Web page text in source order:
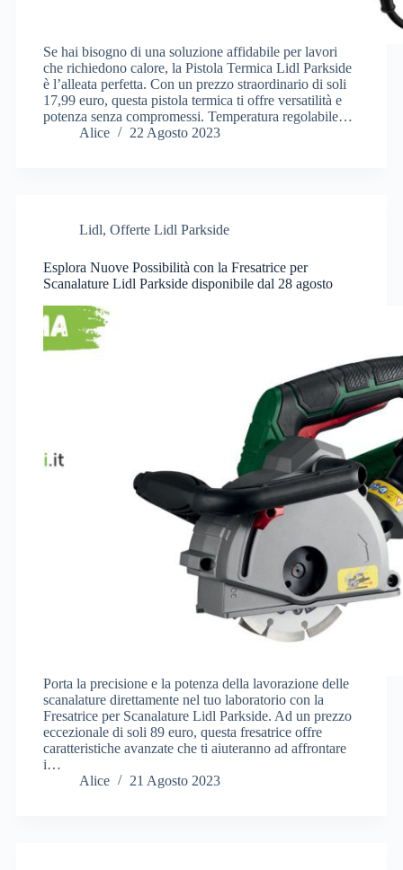
Se hai bisogno di una soluzione affidabile per lavori
che richiedono calore, la Pistola Termica Lidl Parkside
è l’alleata perfetta. Con un prezzo straordinario di soli
17,99 euro, questa pistola termica ti offre versatilità e
potenza senza compromessi. Temperatura regolabile…
Alice
22 Agosto 2023
Lidl, Offerte Lidl Parkside
Esplora Nuove Possibilità con la Fresatrice per
Scanalature Lidl Parkside disponibile dal 28 agosto
Porta la precisione e la potenza della lavorazione delle
scanalature direttamente nel tuo laboratorio con la
Fresatrice per Scanalature Lidl Parkside. Ad un prezzo
eccezionale di soli 89 euro, questa fresatrice offre
caratteristiche avanzate che ti aiuteranno ad affrontare
i…
Alice
21 Agosto 2023